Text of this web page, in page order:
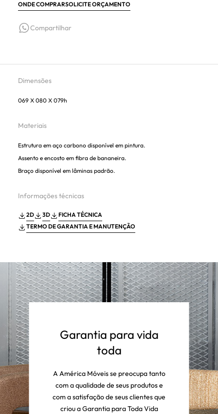
ONDE COMPRARSOLICITE ORÇAMENTO
Compartilhar
Dimensões
069 X 080 X 079h
Materiais
Estrutura em aço carbono disponível em pintura.
Assento e encosto em fibra de bananeira.
Braço disponível em lâminas padrão.
Informações técnicas
2D 3D
FICHA TÉCNICA
TERMO DE GARANTIA E MANUTENÇÃO
Garantia para vida
toda
A América Móveis se preocupa tanto
com a qualidade de seus produtos e
com a satisfação de seus clientes que
criou a Garantia para Toda Vida